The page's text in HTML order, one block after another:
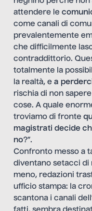
attendere le
come canali di
prevalentemente
che difficilmente
contraddittorio.
totalmente la
la realtà, e a
rischia di non
cose. A quale
troviamo di fronte
magistrati decide
no?”.
Confronto messo a
diventano setacci di
meno, redazioni
ufficio stampa: la
scantona i canali